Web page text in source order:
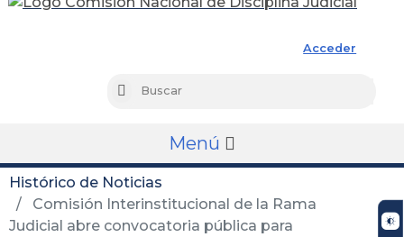
Acceder
Buscar
Menú
Histórico de Noticias
Comisión Interinstitucional de la Rama
Judicial abre convocatoria pública para